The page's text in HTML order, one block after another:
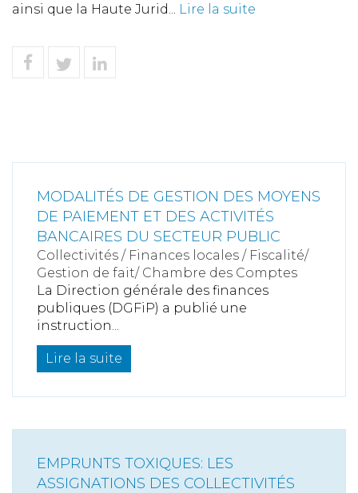
ainsi que la Haute Jurid... Lire la suite
MODALITÉS DE GESTION DES MOYENS
DE PAIEMENT ET DES ACTIVITÉS
BANCAIRES DU SECTEUR PUBLIC
Collectivités / Finances locales / Fiscalité/
Gestion de fait/ Chambre des Comptes
La Direction générale des finances
publiques (DGFiP) a publié une
instruction...
Lire la suite
EMPRUNTS TOXIQUES: LES
ASSIGNATIONS DES COLLECTIVITÉS